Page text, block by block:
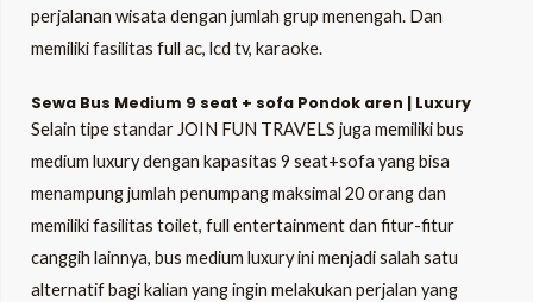
perjalanan wisata dengan jumlah grup menengah. Dan
memiliki fasilitas full ac, lcd tv, karaoke.
Sewa Bus Medium 9 seat + sofa Pondok aren | Luxury
Selain tipe standar JOIN FUN TRAVELS juga memiliki bus
medium luxury dengan kapasitas 9 seat+sofa yang bisa
menampung jumlah penumpang maksimal 20 orang dan
memiliki fasilitas toilet, full entertainment dan fitur-fitur
canggih lainnya, bus medium luxury ini menjadi salah satu
alternatif bagi kalian yang ingin melakukan perjalan yang